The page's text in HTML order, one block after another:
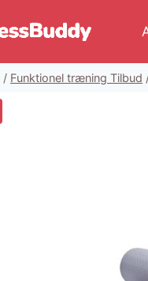
/ Funktionel træning Tilbud